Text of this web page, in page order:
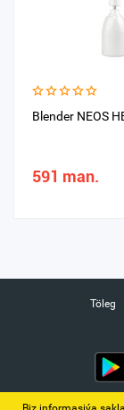
Blender NEOS
591 man.
Töleg